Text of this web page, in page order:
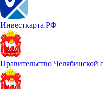
Инвесткарта РФ
Правительство Челябинской